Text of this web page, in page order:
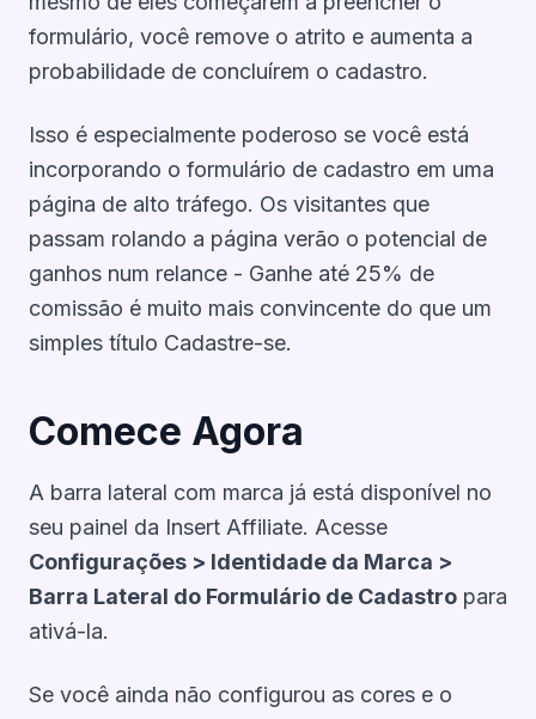
formulário, você remove o atrito e aumenta a
probabilidade de concluírem o cadastro.
Isso é especialmente poderoso se você está
incorporando o formulário de cadastro em uma
página de alto tráfego. Os visitantes que
passam rolando a página verão o potencial de
ganhos num relance - Ganhe até 25% de
comissão é muito mais convincente do que um
simples título Cadastre-se.
Comece Agora
A barra lateral com marca já está disponível no
seu painel da Insert Affiliate. Acesse
Configurações > Identidade da Marca >
Barra Lateral do Formulário de Cadastro para
ativá-la.
Se você ainda não configurou as cores e o